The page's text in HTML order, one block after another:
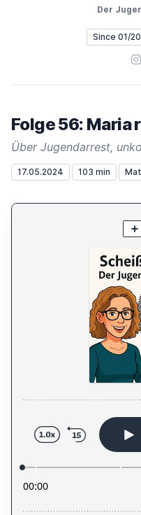
Der
Since 01/
Folge 56: Maria
17.05.2024 103 min